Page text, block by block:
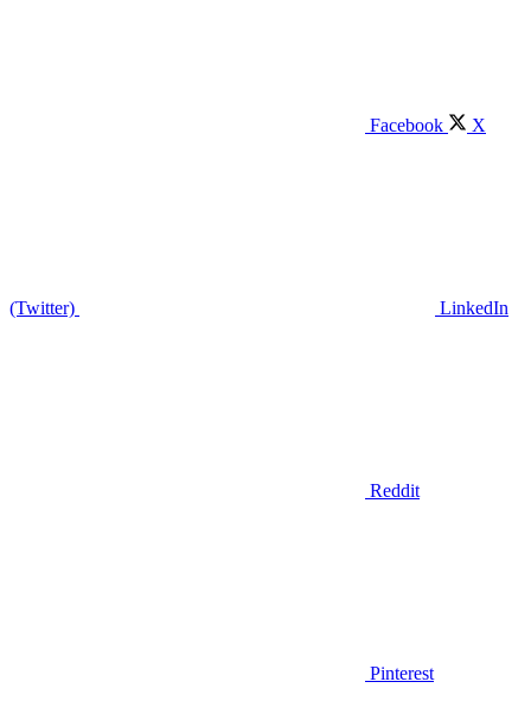
Facebook X
(Twitter) LinkedIn
Reddit
Pinterest